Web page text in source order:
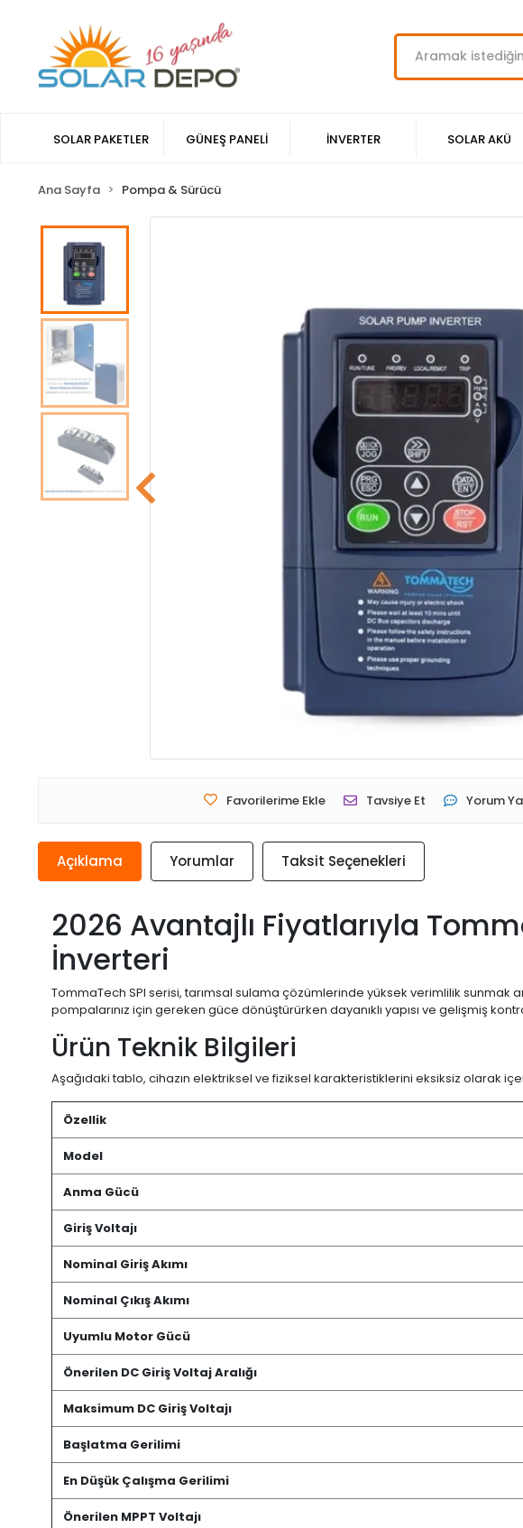
SOLAR PAKETLER GÜNEŞ PANELİ İNVERTER SOLAR AKÜ
Ana Sayfa Pompa & Sürücü
Favorilerime Ekle Tavsiye Et Yorum
Açıklama Yorumlar Taksit Seçenekleri
2026 Avantajlı Fiyatlarıyla
İnverteri
TommaTech SPI serisi, tarımsal sulama çözümlerinde yüksek verimlilik
pompalarınız için gereken güce dönüştürürken dayanıklı yapısı ve gelişmiş
Ürün Teknik Bilgileri
Aşağıdaki tablo, cihazın elektriksel ve fiziksel karakteristiklerini eksiksiz olarak
Özellik
Model
Anma Gücü
Giriş Voltajı
Nominal Giriş Akımı
Nominal Çıkış Akımı
Uyumlu Motor Gücü
Önerilen DC Giriş Voltaj Aralığı
Maksimum DC Giriş Voltajı
Başlatma Gerilimi
En Düşük Çalışma Gerilimi
Önerilen MPPT Voltajı